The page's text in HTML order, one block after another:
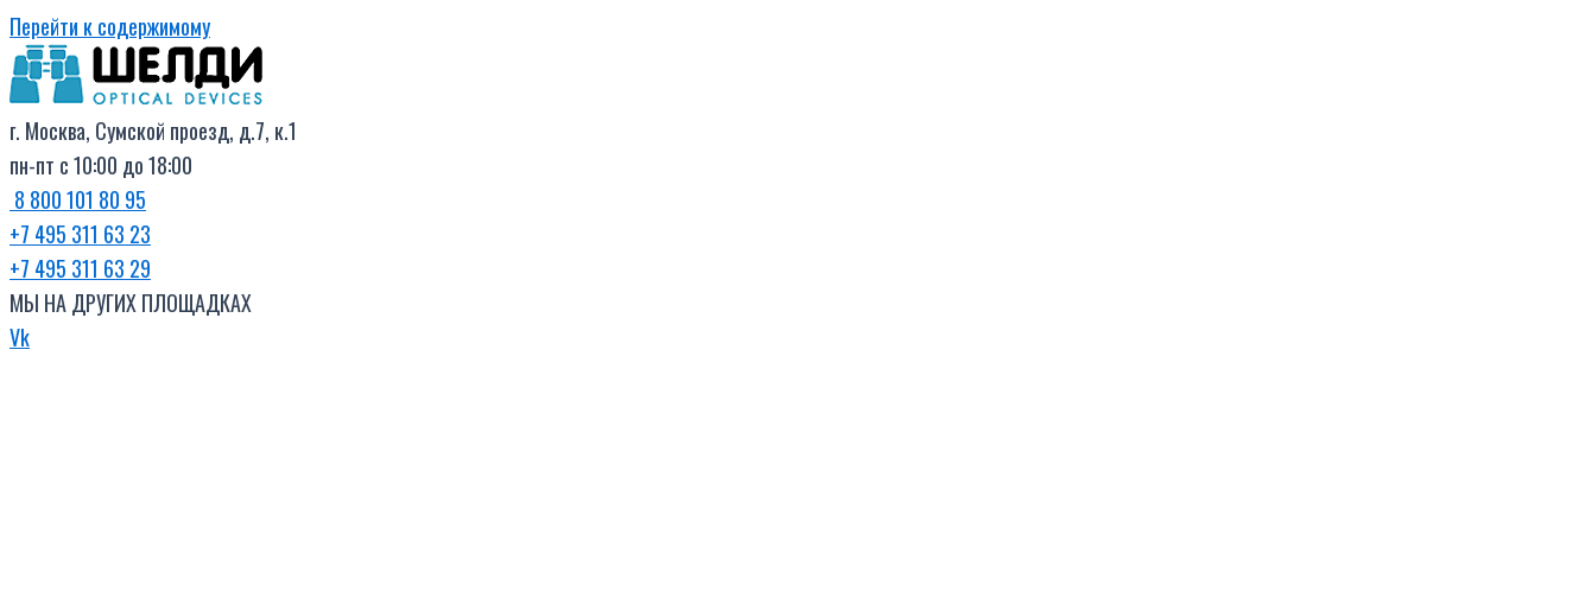
Перейти к содержимому
г. Москва, Сумской проезд, д.7, к.1
пн-пт с 10:00 до 18:00
8 800 101 80 95
+7 495 311 63 23
+7 495 311 63 29
МЫ НА ДРУГИХ ПЛОЩАДКАХ
Vk